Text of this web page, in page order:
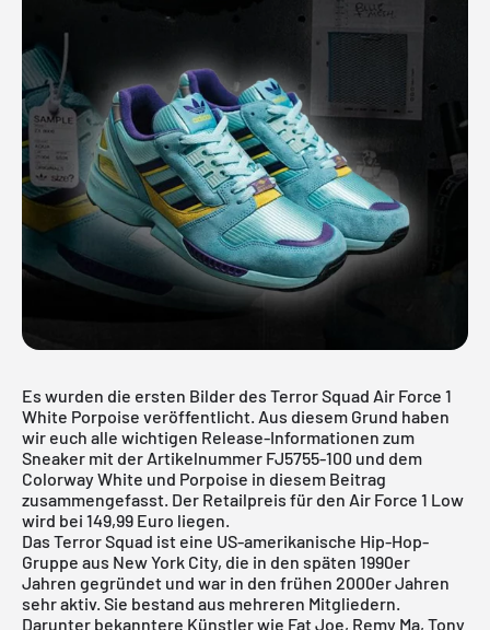
Es wurden die ersten Bilder des Terror Squad Air Force 1
White Porpoise veröffentlicht. Aus diesem Grund haben
wir euch alle wichtigen Release-Informationen zum
Sneaker mit der Artikelnummer FJ5755-100 und dem
Colorway White und Porpoise in diesem Beitrag
zusammengefasst. Der Retailpreis für den Air Force 1 Low
wird bei 149,99 Euro liegen.
Das Terror Squad ist eine US-amerikanische Hip-Hop-
Gruppe aus New York City, die in den späten 1990er
Jahren gegründet und war in den frühen 2000er Jahren
sehr aktiv. Sie bestand aus mehreren Mitgliedern.
Darunter bekanntere Künstler wie Fat Joe, Remy Ma, Tony